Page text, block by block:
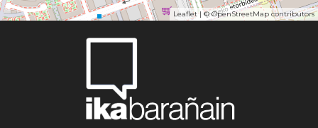
Leaflet| ©OpenStreetMap contributors